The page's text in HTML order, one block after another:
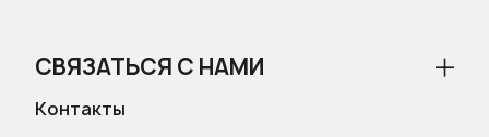
СВЯЗАТЬСЯ С НАМИ
Контакты